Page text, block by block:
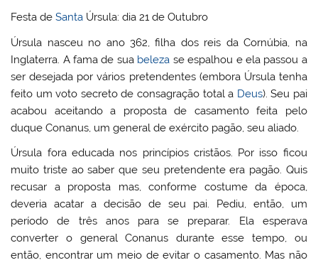
Festa deSanta Úrsula: dia 21 de Outubro
Úrsula nasceu no ano 362, filha dos reis da Cornúbia, na
Inglaterra. A fama de sua beleza se espalhou e ela passou a
ser desejada por vários pretendentes (embora Úrsula tenha
feito um voto secreto de consagração total a Deus). Seu pai
acabou aceitando a proposta de casamento feita pelo
duque Conanus, um general de exército pagão, seu aliado.
Úrsula fora educada nos princípios cristãos. Por isso ficou
muito triste ao saber que seu pretendente era pagão. Quis
recusar a proposta mas, conforme costume da época,
deveria acatar a decisão de seu pai. Pediu, então, um
período de três anos para se preparar. Ela esperava
converter o general Conanus durante esse tempo, ou
então, encontrar um meio de evitar o casamento. Mas não